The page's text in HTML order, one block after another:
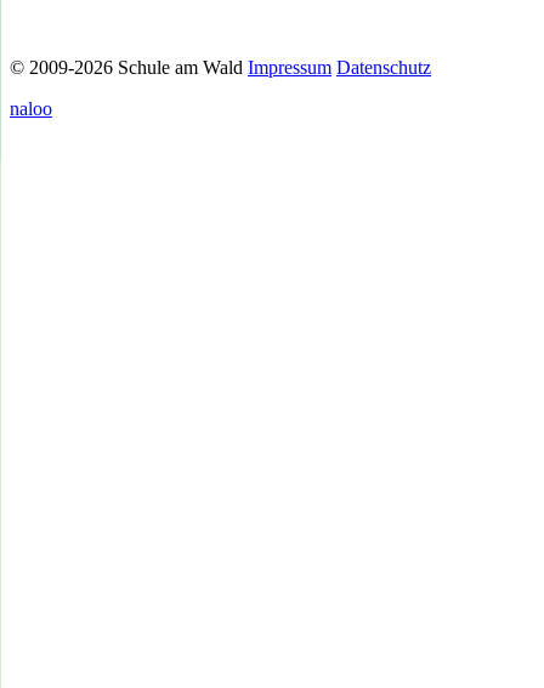
© 2009-2026 Schule am Wald Impressum Datenschutz
naloo